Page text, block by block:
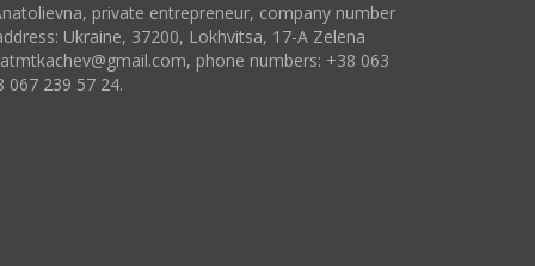
private entrepreneur, company number
Ukraine, 37200, Lokhvitsa, 17-A Zelena
atmtkachev@gmail.com, phone numbers: +38 063
067 239 57 24.